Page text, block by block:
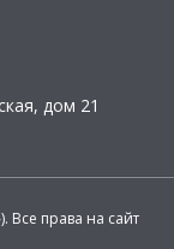
дом 21
Все права на сайт